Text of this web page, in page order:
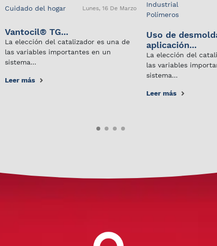
Cuidado del hogar Lunes, 16 De Marzo
Vantocil® TG...
La elección del catalizador es una de
las variables importantes en un
sistema...
Leer más
Industrial
Polímeros
Uso de
aplicación...
La elección del
las variables
sistema...
Leer más